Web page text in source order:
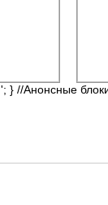
'; } //Анонсные